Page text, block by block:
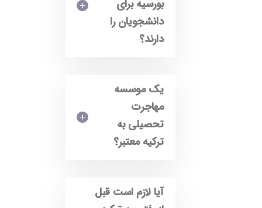
بورسیه برای
دانشجویان را
دارند؟
یک موسسه
مهاجرت
تحصیلی به
ترکیه معتبر؟
آیا لازم است قبل